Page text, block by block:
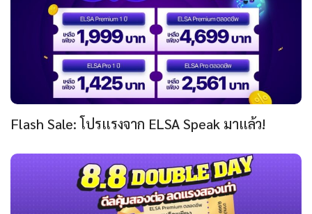
Flash Sale: โปรแรงจาก ELSA Speak มาแล้ว!